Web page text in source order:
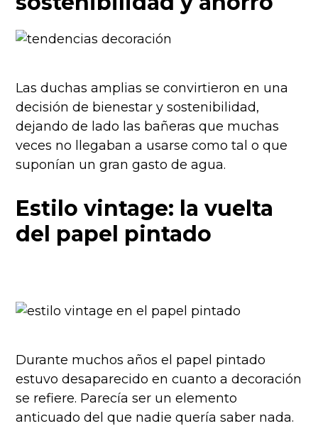
Las duchas amplias se convirtieron en una
decisión de bienestar y sostenibilidad,
dejando de lado las bañeras que muchas
veces no llegaban a usarse como tal o que
suponían un gran gasto de agua.
Estilo vintage: la vuelta
del papel pintado
Durante muchos años el papel pintado
estuvo desaparecido en cuanto a decoración
se refiere. Parecía ser un elemento
anticuado del que nadie quería saber nada.